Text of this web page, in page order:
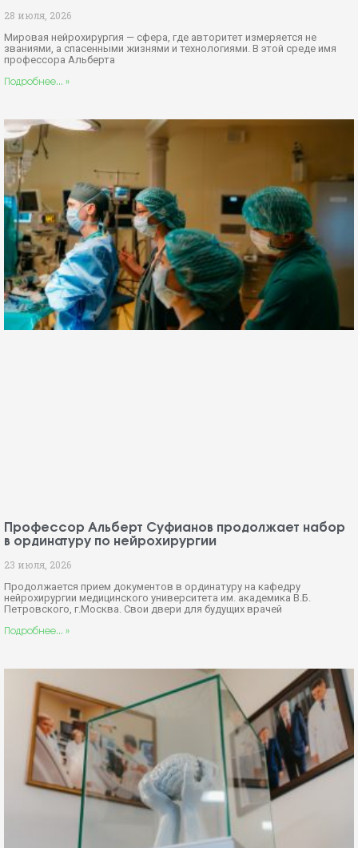
28 июля, 2026
Мировая нейрохирургия — сфера, где авторитет измеряется не
званиями, а спасенными жизнями и технологиями. В этой среде имя
профессора Альберта
Подробнее... »
Профессор Альберт Суфианов продолжает набор
в ординатуру по нейрохирургии
23 июля, 2026
Продолжается прием документов в ординатуру на кафедру
нейрохирургии медицинского университета им. академика В.Б.
Петровского, г.Москва. Свои двери для будущих врачей
Подробнее... »